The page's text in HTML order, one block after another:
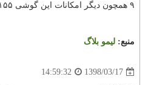
۹ همچون دیگر امكانات این گوشی ۱۵۵ گرمی است.
منبع: لیمو بلاگ
1398/03/17
14:59:32